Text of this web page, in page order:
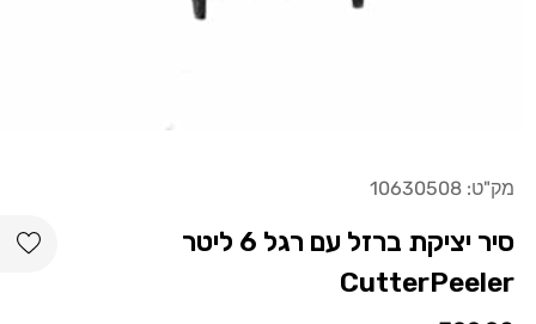
מק"ט:10630508
סיר יציקת ברזל עם רגל 6 ליטר
CutterPeeler